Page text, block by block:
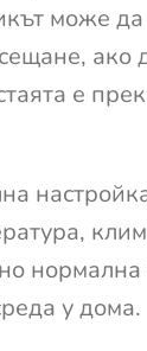
може да
ако
е
нормална
у дома.